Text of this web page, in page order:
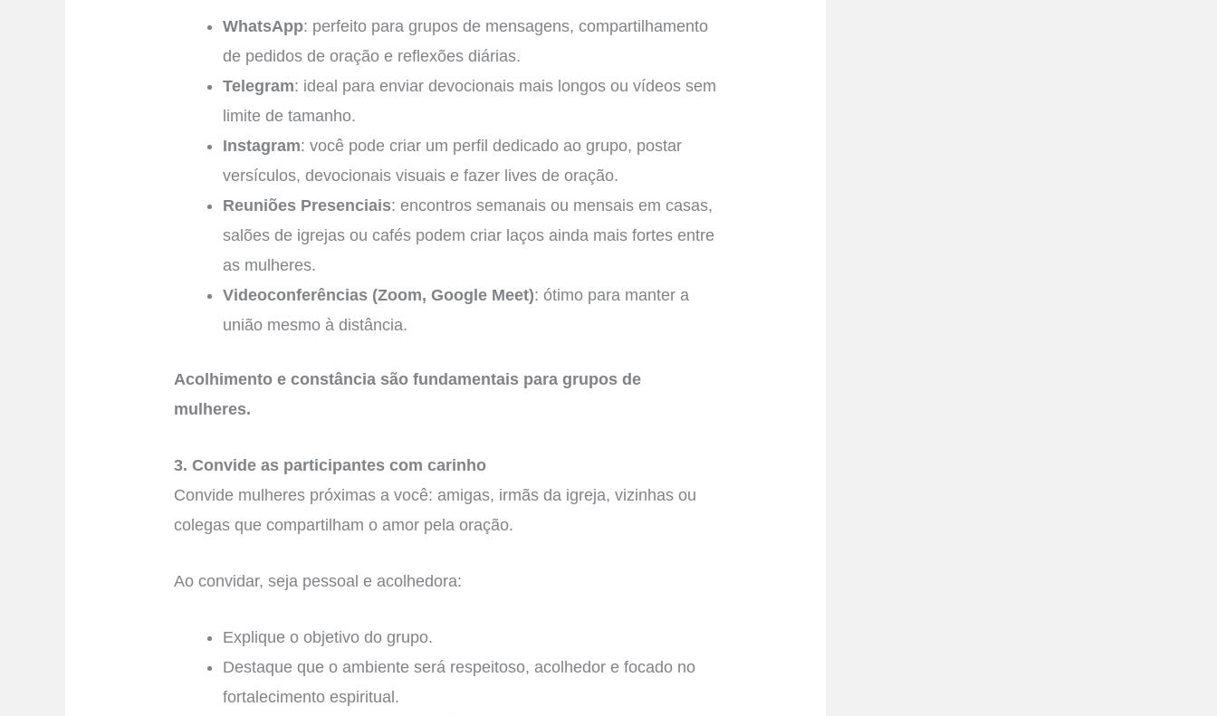
WhatsApp: perfeito para grupos de mensagens, compartilhamento
de pedidos de oração e reflexões diárias.
Telegram: ideal para enviar devocionais mais longos ou vídeos sem
limite de tamanho.
Instagram: você pode criar um perfil dedicado ao grupo, postar
versículos, devocionais visuais e fazer lives de oração.
Reuniões Presenciais: encontros semanais ou mensais em casas,
salões de igrejas ou cafés podem criar laços ainda mais fortes entre
as mulheres.
Videoconferências (Zoom, Google Meet): ótimo para manter a
união mesmo à distância.
Acolhimento e constância são fundamentais para grupos de
mulheres.
3. Convide as participantes com carinho
Convide mulheres próximas a você: amigas, irmãs da igreja, vizinhas ou
colegas que compartilham o amor pela oração.
Ao convidar, seja pessoal e acolhedora:
Explique o objetivo do grupo.
Destaque que o ambiente será respeitoso, acolhedor e focado no
fortalecimento espiritual.